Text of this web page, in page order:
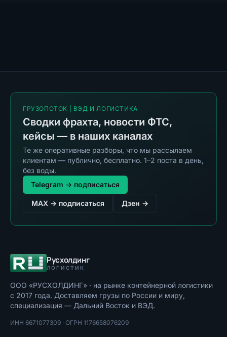
ГРУЗОПОТОК | ВЭД И ЛОГИСТИКА
Сводки фрахта, новости ФТС,
кейсы — в наших каналах
Те же оперативные разборы, что мы рассылаем
клиентам — публично, бесплатно. 1–2 поста в день,
без воды.
Telegram → подписаться
MAX → подписаться Дзен →
Русхолдинг
ЛОГИСТИК
ООО «РУСХОЛДИНГ» · на рынке контейнерной логистики
с 2017 года. Доставляем грузы по России и миру,
специализация — Дальний Восток и ВЭД.
ИНН 6671077309 · ОГРН 1176658076209